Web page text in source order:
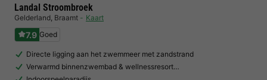
Landal Stroombroek
Gelderland, Braamt Kaart
7.9 Goed
Directe ligging aan het zwemmeer met zandstrand
Verwarmd binnenzwembad & wellnessresort…